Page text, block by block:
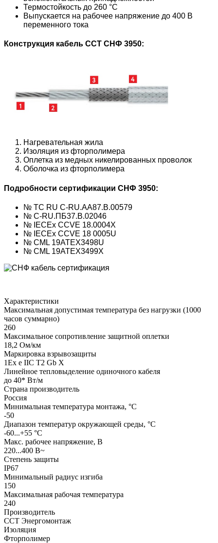
Термостойкость до 260 °С
Выпускается на рабочее напряжение до 400 В
переменного тока
Конструкция кабель ССТ СНФ 3950:
Нагревательная жила
Изоляция из фторполимера
Оплетка из медных никелированных проволок
Оболочка из фторполимера
Подробности сертификации СНФ 3950:
№ ТС RU C-RU.AA87.B.00579
№ C-RU.ПБ37.В.02046
№ IECEx CCVE 18.0004X
№ IECEx CCVE 18 0005U
№ CML 19ATEX3498U
№ CML 19ATEX3499Х
Характеристики
Максимальная допустимая температура без нагрузки (1000
часов суммарно)
260
Максимальное сопротивление защитной оплетки
18,2 Ом/км
Маркировка взрывозащиты
1Ех е IIС Т2 Gb X
Линейное тепловыделение одиночного кабеля
до 40* Вт/м
Страна производитель
Россия
Минимальная температура монтажа, °С
-50
Диапазон температур окружающей среды, °С
-60...+55 °С
Макс. рабочее напряжение, В
220...400 В~
Степень защиты
IP67
Минимальный радиус изгиба
150
Максимальная рабочая температура
240
Производитель
ССТ Энергомонтаж
Изоляция
Фторполимер